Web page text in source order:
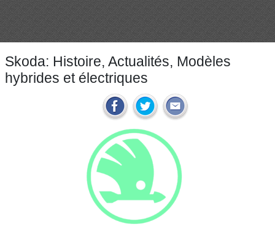
Skoda: Histoire, Actualités, Modèles
hybrides et électriques